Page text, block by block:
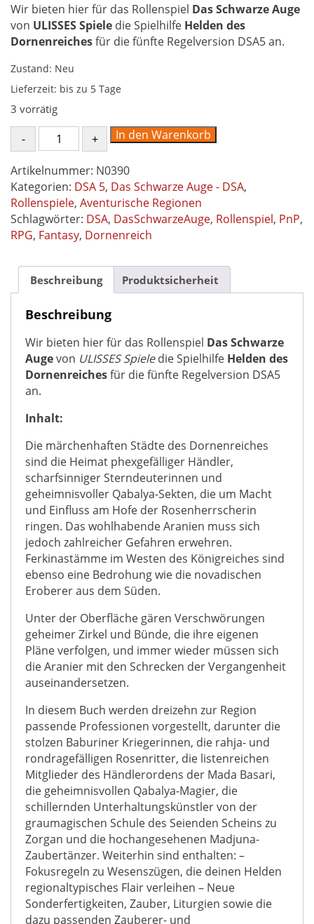
Wir bieten hier für das Rollenspiel Das Schwarze Auge
von ULISSES Spiele die Spielhilfe Helden des
Dornenreichesfür die fünfte Regelversion DSA5 an.
Zustand: Neu
Lieferzeit: bis zu 5 Tage
3 vorrätig
des
Dornenreiches
-
Spielhilfe
Das
Schwarze
DSA5
Menge
In den Warenkorb
Artikelnummer: N0390
Kategorien: DSA 5, Das Schwarze Auge - DSA,
Rollenspiele, Aventurische Regionen
Schlagwörter: DSA, DasSchwarzeAuge, Rollenspiel, PnP,
RPG, Fantasy, Dornenreich
Beschreibung Produktsicherheit
Beschreibung
Wir bieten hier für das Rollenspiel Das Schwarze
Augevon ULISSES Spieledie Spielhilfe Helden des
Dornenreichesfür die fünfte Regelversion DSA5
an.
Inhalt:
Die märchenhaften Städte des Dornenreiches
sind die Heimat phexgefälliger Händler,
scharfsinniger Sterndeuterinnen und
geheimnisvoller Qabalya-Sekten, die um Macht
und Einfluss am Hofe der Rosenherrscherin
ringen. Das wohlhabende Aranien muss sich
jedoch zahlreicher Gefahren erwehren.
Ferkinastämme im Westen des Königreiches sind
ebenso eine Bedrohung wie die novadischen
Eroberer aus dem Süden.
Unter der Oberfläche gären Verschwörungen
geheimer Zirkel und Bünde, die ihre eigenen
Pläne verfolgen, und immer wieder müssen sich
die Aranier mit den Schrecken der Vergangenheit
auseinandersetzen.
In diesem Buch werden dreizehn zur Region
passende Professionen vorgestellt, darunter die
stolzen Baburiner Kriegerinnen, die rahja- und
rondragefälligen Rosenritter, die listenreichen
Mitglieder des Händlerordens der Mada Basari,
die geheimnisvollen Qabalya-Magier, die
schillernden Unterhaltungskünstler von der
graumagischen Schule des Seienden Scheins zu
Zorgan und die hochangesehenen Madjuna-
Zaubertänzer. Weiterhin sind enthalten: –
Fokusregeln zu Wesenszügen, die deinen Helden
regionaltypisches Flair verleihen – Neue
Sonderfertigkeiten, Zauber, Liturgien sowie die
dazu passenden Zauberer- und